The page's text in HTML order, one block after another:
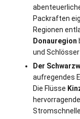
Packraften
Regionen
Donauregion
und
Der
aufregendes
Die Flüsse